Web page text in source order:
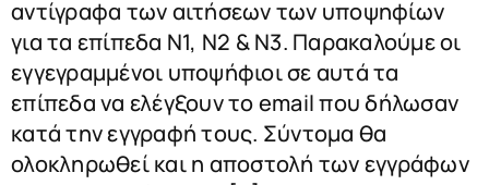
αντίγραφα των αιτήσεων των υποψηφίων
για τα επίπεδα Ν1, Ν2 & Ν3. Παρακαλούμε οι
εγγεγραμμένοι υποψήφιοι σε αυτά τα
επίπεδα να ελέγξουν το email που δήλωσαν
κατά την εγγραφή τους. Σύντομα θα
ολοκληρωθεί και η αποστολή των εγγράφων